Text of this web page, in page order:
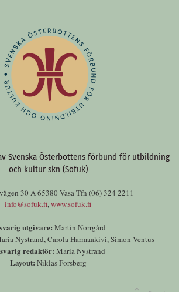
Svenska Österbottens förbund för utbildning
och kultur skn (Söfuk)
30 A 65380 Vasa Tfn (06) 324 2211
info@sofuk.fi,www.sofuk.fi
utgivare: Martin Norrgård
Nystrand, Carola Harmaakivi, Simon Ventus
redaktör: Maria Nystrand
Layout: Niklas Forsberg